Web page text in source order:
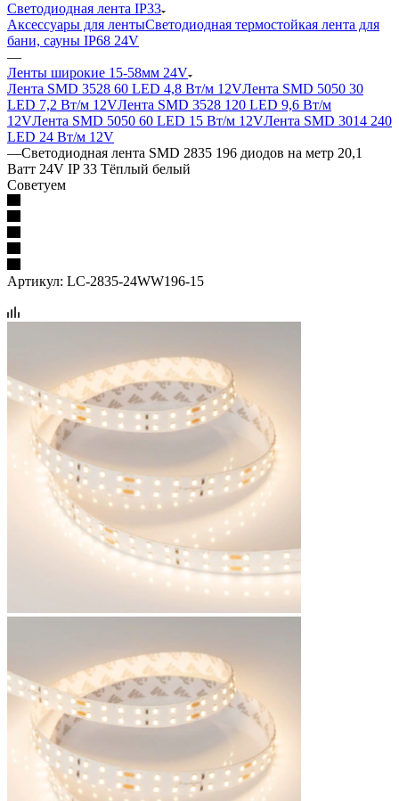
Светодиодная лента IP33
Аксессуары для лентыСветодиодная термостойкая лента для
бани, сауны IP68 24V
—
Ленты широкие 15-58мм 24V
Лента SMD 3528 60 LED 4,8 Вт/м 12VЛента SMD 5050 30
LED 7,2 Вт/м 12VЛента SMD 3528 120 LED 9,6 Вт/м
12VЛента SMD 5050 60 LED 15 Вт/м 12VЛента SMD 3014 240
LED 24 Вт/м 12V
—Светодиодная лента SMD 2835 196 диодов на метр 20,1
Ватт 24V IP 33 Тёплый белый
Советуем
Артикул: LC-2835-24WW196-15